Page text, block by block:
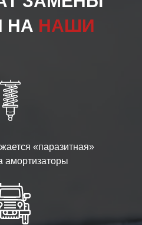
НА НАШИ
«паразитная»
амортизаторы